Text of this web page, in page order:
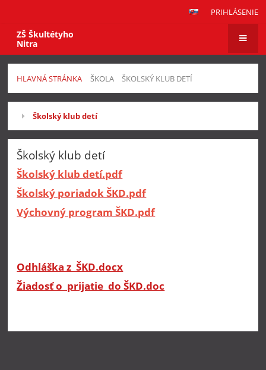
PRIHLÁSENIE
ZŠ Škultétyho
Nitra
HLAVNÁ STRÁNKA ŠKOLA ŠKOLSKÝ KLUB DETÍ
Školský
detí
Školský klub detí
Školský klub detí
Školský klub detí.pdf
Školský poriadok ŠKD.pdf
Výchovný program ŠKD.pdf
Odhláška z ŠKD.docx
Žiadosť o prijatie do ŠKD.doc